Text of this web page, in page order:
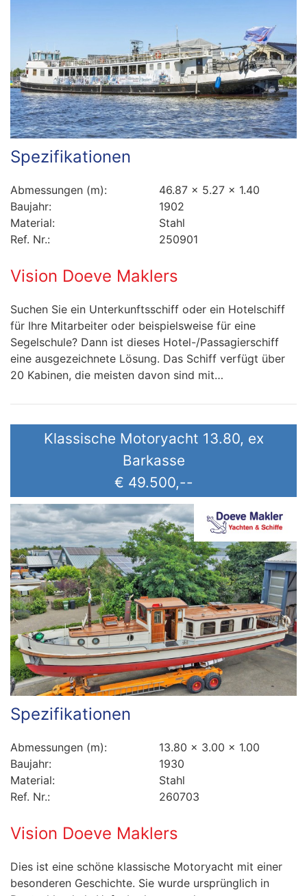
Spezifikationen
Abmessungen (m):
46.87 x 5.27 x 1.40
Baujahr:
1902
Material:
Stahl
Ref. Nr.:
250901
Vision Doeve Maklers
Suchen Sie ein Unterkunftsschiff oder ein Hotelschiff
für Ihre Mitarbeiter oder beispielsweise für eine
Segelschule? Dann ist dieses Hotel-/Passagierschiff
eine ausgezeichnete Lösung. Das Schiff verfügt über
20 Kabinen, die meisten davon sind mit…
Klassische Motoryacht 13.80, ex
Barkasse
€ 49.500,--
Spezifikationen
Abmessungen (m):
13.80 x 3.00 x 1.00
Baujahr:
1930
Material:
Stahl
Ref. Nr.:
260703
Vision Doeve Maklers
Dies ist eine schöne klassische Motoryacht mit einer
besonderen Geschichte. Sie wurde ursprünglich in